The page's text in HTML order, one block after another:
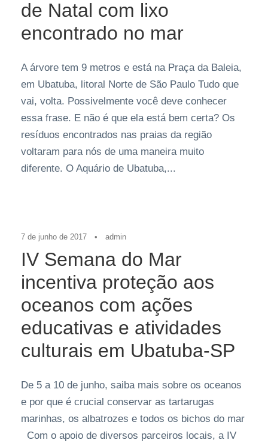
de Natal com lixo
encontrado no mar
A árvore tem 9 metros e está na Praça da Baleia,
em Ubatuba, litoral Norte de São Paulo Tudo que
vai, volta. Possivelmente você deve conhecer
essa frase. E não é que ela está bem certa? Os
resíduos encontrados nas praias da região
voltaram para nós de uma maneira muito
diferente. O Aquário de Ubatuba,...
7 de junho de 2017 • admin
IV Semana do Mar
incentiva proteção aos
oceanos com ações
educativas e atividades
culturais em Ubatuba-SP
De 5 a 10 de junho, saiba mais sobre os oceanos
e por que é crucial conservar as tartarugas
marinhas, os albatrozes e todos os bichos do mar
Com o apoio de diversos parceiros locais, a IV